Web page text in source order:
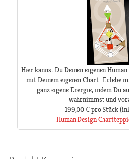
Hier kannst Du Deinen eigenen
mit Deinem eigenen Chart. Erlebe
ganz eigene Energie, indem Du
wahrnimmst und
199,00 € pro Stück
Human Design